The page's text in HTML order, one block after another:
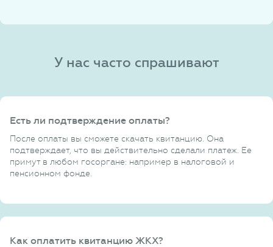
У нас часто спрашивают
Есть ли подтверждение оплаты?
После оплаты вы сможете скачать квитанцию. Она
подтверждает, что вы действительно сделали платеж. Ее
примут в любом госоргане: например в налоговой и
пенсионном фонде.
Как оплатить квитанцию ЖКХ?